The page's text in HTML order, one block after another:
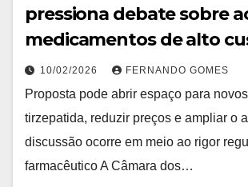
pressiona debate sobre
medicamentos de alto
10/02/2026 FERNANDO GOMES
Proposta pode abrir espaço para
tirzepatida, reduzir preços e ampliar o
discussão ocorre em meio ao rigor
farmacêutico A Câmara dos…